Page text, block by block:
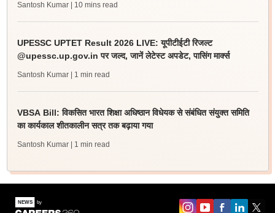
Santosh Kumar | 10 mins read
UPESSC UPTET Result 2026 LIVE: यूपीटीईटी रिजल्ट
@upessc.up.gov.in पर जल्द, जानें लेटेस्ट अपडेट, पासिंग मार्क्स
Santosh Kumar | 1 min read
VBSA Bill: विकसित भारत शिक्षा अधिष्ठान विधेयक से संबंधित संयुक्त समिति
का कार्यकाल शीतकालीन सत्र तक बढ़ाया गया
Santosh Kumar | 1 min read